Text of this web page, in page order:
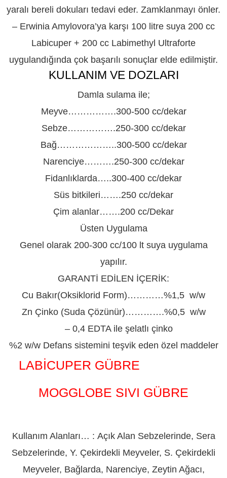
yaralı bereli dokuları tedavi eder. Zamklanmayı önler.
– Erwinia Amylovora’ya karşı 100 litre suya 200 cc
Labicuper + 200 cc Labimethyl Ultraforte
uygulandığında çok başarılı sonuçlar elde edilmiştir.
KULLANIM VE DOZLARI
Damla sulama ile;
Meyve…………….300-500 cc/dekar
Sebze…………….250-300 cc/dekar
Bağ………………..300-500 cc/dekar
Narenciye……….250-300 cc/dekar
Fidanlıklarda…..300-400 cc/dekar
Süs bitkileri…….250 cc/dekar
Çim alanlar…….200 cc/Dekar
Üsten Uygulama
Genel olarak 200-300 cc/100 lt suya uygulama
yapılır.
GARANTİ EDİLEN İÇERİK:
Cu Bakır(Oksiklorid Form)…………%1,5 w/w
Zn Çinko (Suda Çözünür)………….%0,5 w/w
– 0,4 EDTA ile şelatlı çinko
%2 w/w Defans sistemini teşvik eden özel maddeler
LABİCUPER GÜBRE
MOGGLOBE SIVI GÜBRE
Kullanım Alanları… : Açık Alan Sebzelerinde, Sera
Sebzelerinde, Y. Çekirdekli Meyveler, S. Çekirdekli
Meyveler, Bağlarda, Narenciye, Zeytin Ağacı,